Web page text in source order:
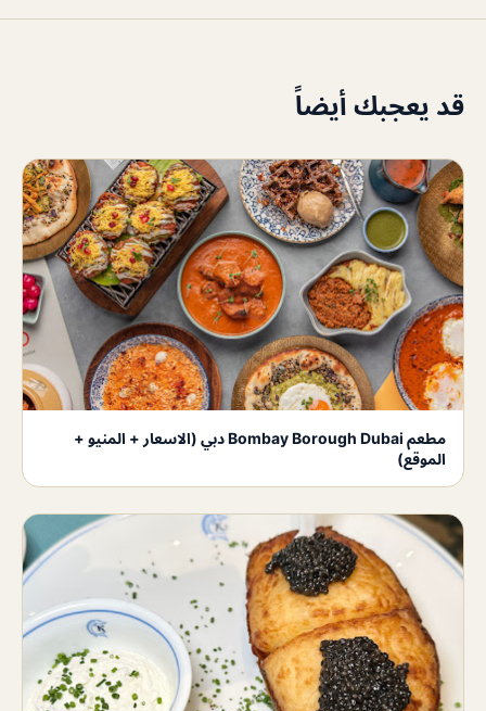
قد يعجبك أيضاً
مطعم Bombay Borough Dubai دبي (الاسعار + المنيو +
الموقع)